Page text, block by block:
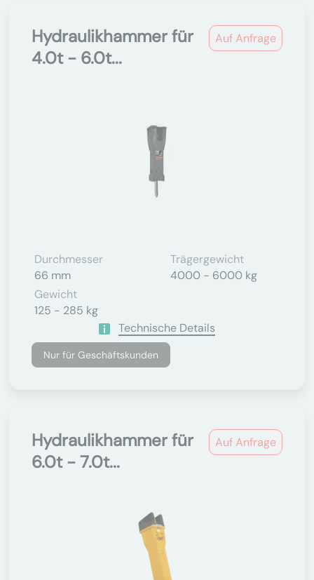
Auf Anfrage
Hydraulikhammer für
4.0t - 6.0t...
Durchmesser
66 mm
Trägergewicht
4000 - 6000 kg
Gewicht
125 - 285 kg
Technische Details
Nur für Geschäftskunden
Auf Anfrage
Hydraulikhammer für
6.0t - 7.0t...